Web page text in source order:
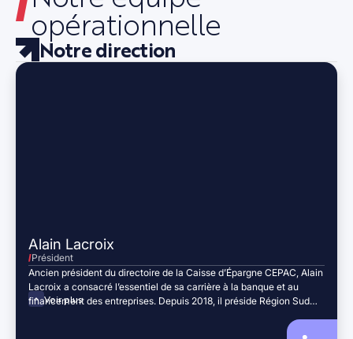
opérationnelle
Notre direction
Alain Lacroix
Président
Ancien président du directoire de la Caisse d’Épargne CEPAC, Alain
Lacroix a consacré l’essentiel de sa carrière à la banque et au
financement des entreprises. Depuis 2018, il préside Région Sud
mettant son expérience stratégique et sa connaissance des
Voir plus